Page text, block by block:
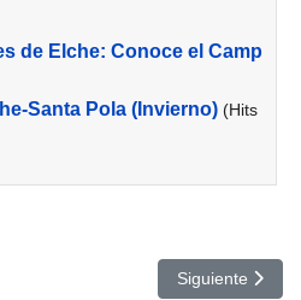
de Elche: Conoce el Camp
Santa Pola (Invierno) (Hits
Hat SEO y Black Hat SEO
Artículo
Siguiente